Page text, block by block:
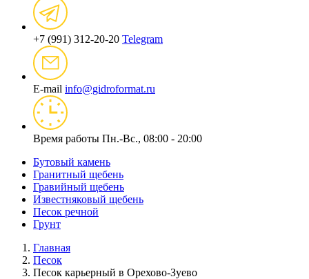
+7 (991) 312-20-20 Telegram
E-mail info@gidroformat.ru
Время работы Пн.-Вс., 08:00 - 20:00
Бутовый камень
Гранитный щебень
Гравийный щебень
Известняковый щебень
Песок речной
Грунт
Главная
Песок
Песок карьерный в Орехово-Зуево